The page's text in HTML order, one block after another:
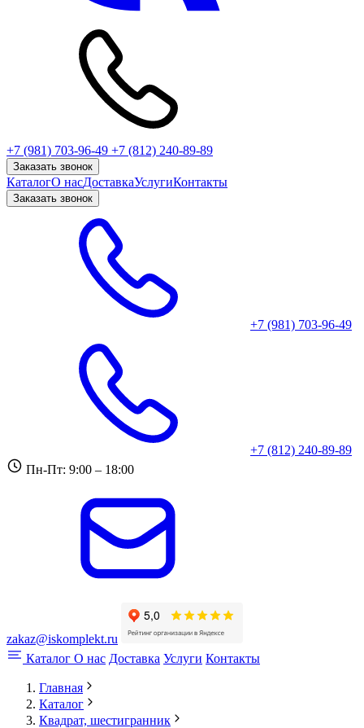
+7 (981) 703-96-49 +7 (812) 240-89-89
Заказать звонок
КаталогО насДоставкаУслугиКонтакты
Заказать звонок
+7 (981) 703-96-49
+7 (812) 240-89-89
Пн-Пт: 9:00 – 18:00
zakaz@iskomplekt.ru
Каталог О нас Доставка Услуги Контакты
Главная
Каталог
Квадрат, шестигранник